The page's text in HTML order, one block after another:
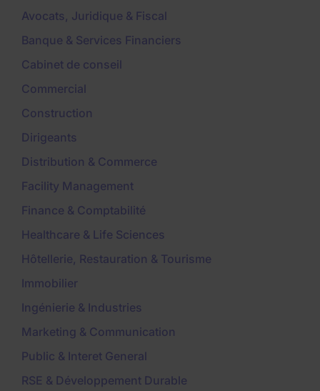
Avocats, Juridique & Fiscal
Banque & Services Financiers
Cabinet de conseil
Commercial
Construction
Dirigeants
Distribution & Commerce
Facility Management
Finance & Comptabilité
Healthcare & Life Sciences
Hôtellerie, Restauration & Tourisme
Immobilier
Ingénierie & Industries
Marketing & Communication
Public & Interet General
RSE & Développement Durable